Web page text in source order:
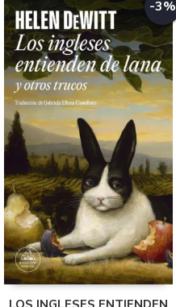
-3%